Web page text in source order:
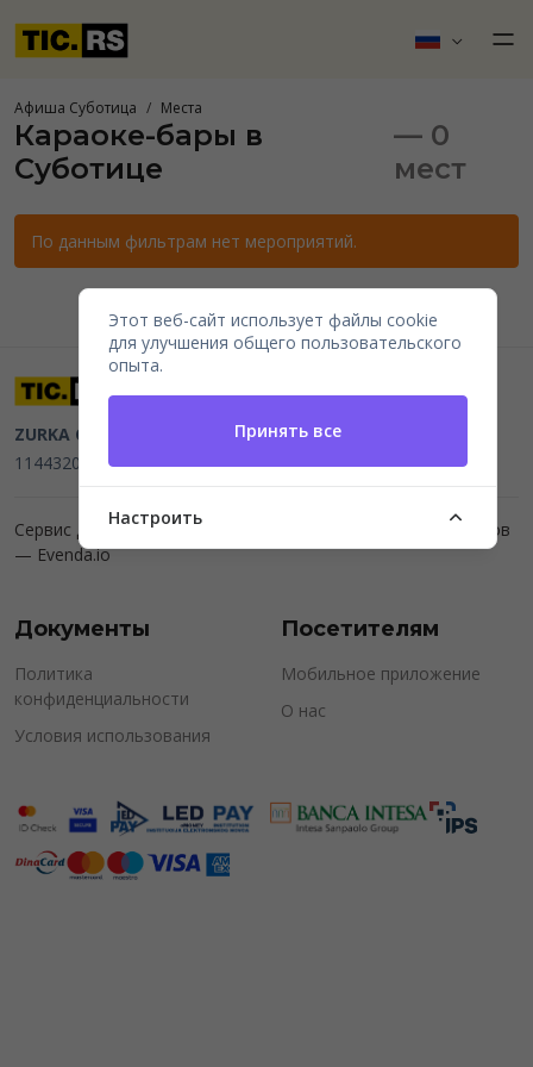
Афиша Суботица Места
Караоке-бары в
Суботице
— 0
мест
По данным фильтрам нет мероприятий.
ZURKA CE BITI DOO Beograd, Kraljice Natalije 11
114432064, MB 22023195,mail@tic.rs, +381 63 173 3142
Сервис для организаторов мероприятий и продажи билетов
— Evenda.io
Документы
Политика
конфиденциальности
Условия использования
Посетителям
Мобильное приложение
О нас
Этот веб-сайт использует файлы cookie
для улучшения общего пользовательского
опыта.
Принять все
Настроить